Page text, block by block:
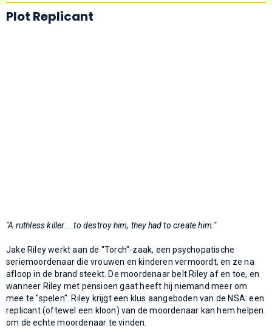
Plot Replicant
"A ruthless killer... to destroy him, they had to create him."
Jake Riley werkt aan de "Torch"-zaak, een psychopatische
seriemoordenaar die vrouwen en kinderen vermoordt, en ze na
afloop in de brand steekt. De moordenaar belt Riley af en toe, en
wanneer Riley met pensioen gaat heeft hij niemand meer om
mee te "spelen". Riley krijgt een klus aangeboden van de NSA: een
replicant (oftewel een kloon) van de moordenaar kan hem helpen
om de echte moordenaar te vinden.